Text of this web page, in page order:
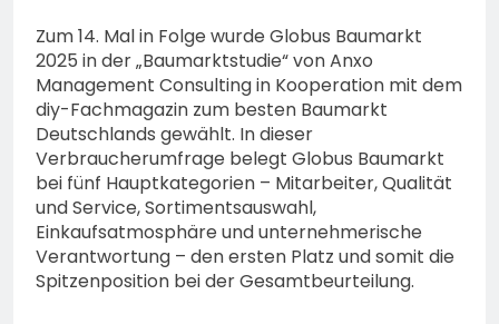
Zum 14. Mal in Folge wurde Globus Baumarkt
2025 in der „Baumarktstudie“ von Anxo
Management Consulting in Kooperation mit dem
diy-Fachmagazin zum besten Baumarkt
Deutschlands gewählt. In dieser
Verbraucherumfrage belegt Globus Baumarkt
bei fünf Hauptkategorien – Mitarbeiter, Qualität
und Service, Sortimentsauswahl,
Einkaufsatmosphäre und unternehmerische
Verantwortung – den ersten Platz und somit die
Spitzenposition bei der Gesamtbeurteilung.